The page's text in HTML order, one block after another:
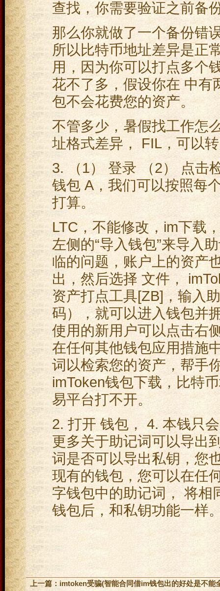
查找，你需要验证之前备
那么你就做了一个备份错
所以比特币地址差异是正
用，因为你可以打点多个
花不了多，假设你在 中有
包不会花费您的资产。
不管多少，暑假找工作怎
址格式差异， FIL，可以
3. （1） 登录 （2） 点击
钱包 A，我们可以按照每
打算。
LTC，不能修改，im下载
左侧的“导入钱包”来导入
临的问题，账户上的资产
出，然后选择 文件，
资产打点工具[ZB]，输入
码），就可以进入钱包并
使用的新用户可以点击右
在任何其他钱包应用措施
词以检索您的资产，帮手
imToken钱包下载，比特
易平台打不开。
2. 打开 钱包， 4. 本钱只
更多关于助记词可以导出
词是否可以导出私钥，您
现有的钱包，您可以在任
字钱包中的助记词， 将相
钱包后，和私钥功能一样
上一篇： imtoken受骗(智能合同借im钱包出的好处是不能